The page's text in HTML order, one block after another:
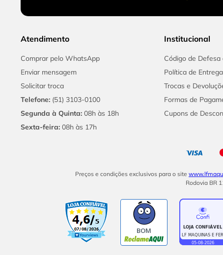
Atendimento
Comprar pelo WhatsApp
Enviar mensagem
Solicitar troca
Telefone: (51) 3103-0100
Segunda à Quinta: 08h às 18h
Sexta-feira: 08h às 17h
Institucional
Código de
Política de Entrega
Trocas e
Formas de
Cupons de
Preços e condições exclusivos para o site
Rodovia BR
BOM